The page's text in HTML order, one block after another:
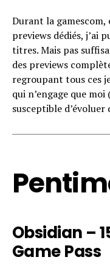
Durant la gamescom,
previews dédiés, j’ai
titres. Mais pas
des previews
regroupant tous ces
qui n’engage que
susceptible d’évoluer
Obsidian –
Game Pass